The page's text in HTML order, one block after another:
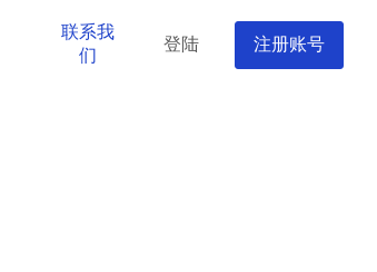
联系我
们
登陆 注册账号